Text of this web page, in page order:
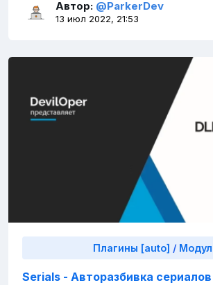
Автор: @ParkerDev
13 июл 2022, 21:53
Плагины [auto] /
Serials - Авторазбивка сериалов